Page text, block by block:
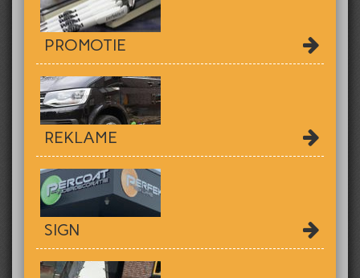
PROMOTIE
REKLAME
SIGN